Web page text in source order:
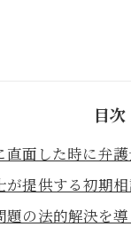
目次
直面した時に弁
が提供する初期
題の法的解決を